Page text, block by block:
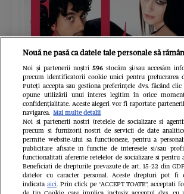
ELLE - ediția iulie/august
Nouă ne pasă ca datele tale personale să
Noi și partenerii noștri 596stocăm și/sau accesăm
precum identificatorii cookie unici pentru prelucrarea
Puteți accepta sau gestiona preferințele dvs. făcând
opune utilizării unui interes legitim în orice
confidențialitate. Aceste alegeri vor fi raportate
navigarea. Mai multe detalii
Noi si partenerii nostri (retelele de socializare si
precum si furnizorii nostri de servicii de date
permite website-ului sa functioneze, pentru a
publicitare afisate in functie de interesele si/sau
functionalitati aferente retelelor de socializare si pentru
Beneficiati de drepturile prevazute de art. 15-22 din
datelor cu caracter personal. Aceste drepturi pot fi
indicataaici. Prin click pe “ACCEPT TOATE”, acceptati